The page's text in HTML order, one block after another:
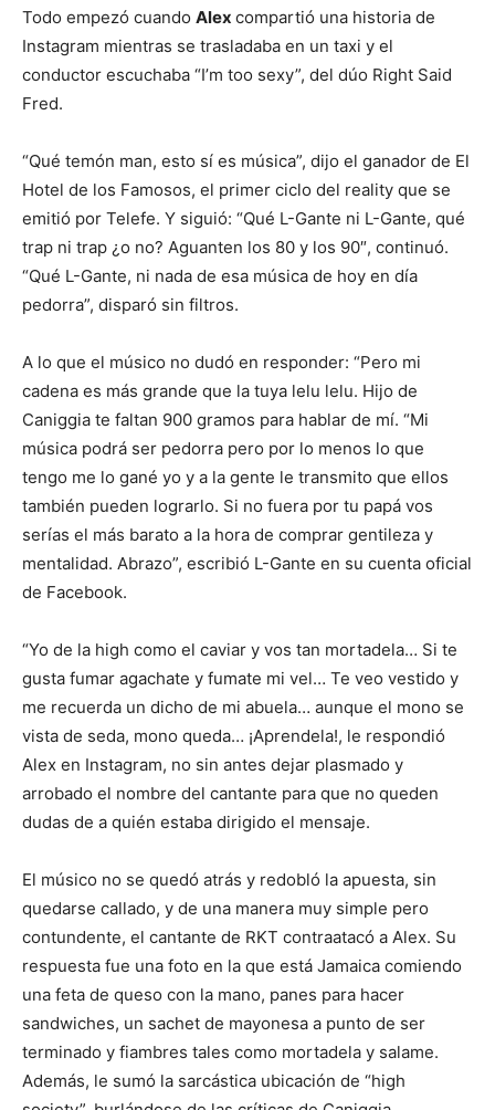
Todo empezó cuando Alex compartió una historia de
Instagram mientras se trasladaba en un taxi y el
conductor escuchaba “I’m too sexy”, del dúo Right Said
Fred.
“Qué temón man, esto sí es música”, dijo el ganador de El
Hotel de los Famosos, el primer ciclo del reality que se
emitió por Telefe. Y siguió: “Qué L-Gante ni L-Gante, qué
trap ni trap ¿o no? Aguanten los 80 y los 90″, continuó.
“Qué L-Gante, ni nada de esa música de hoy en día
pedorra”, disparó sin filtros.
A lo que el músico no dudó en responder: “Pero mi
cadena es más grande que la tuya lelu lelu. Hijo de
Caniggia te faltan 900 gramos para hablar de mí. “Mi
música podrá ser pedorra pero por lo menos lo que
tengo me lo gané yo y a la gente le transmito que ellos
también pueden lograrlo. Si no fuera por tu papá vos
serías el más barato a la hora de comprar gentileza y
mentalidad. Abrazo”, escribió L-Gante en su cuenta oficial
de Facebook.
“Yo de la high como el caviar y vos tan mortadela… Si te
gusta fumar agachate y fumate mi vel… Te veo vestido y
me recuerda un dicho de mi abuela… aunque el mono se
vista de seda, mono queda… ¡Aprendela!, le respondió
Alex en Instagram, no sin antes dejar plasmado y
arrobado el nombre del cantante para que no queden
dudas de a quién estaba dirigido el mensaje.
El músico no se quedó atrás y redobló la apuesta, sin
quedarse callado, y de una manera muy simple pero
contundente, el cantante de RKT contraatacó a Alex. Su
respuesta fue una foto en la que está Jamaica comiendo
una feta de queso con la mano, panes para hacer
sandwiches, un sachet de mayonesa a punto de ser
terminado y fiambres tales como mortadela y salame.
Además, le sumó la sarcástica ubicación de “high